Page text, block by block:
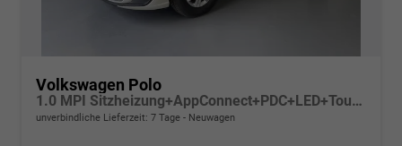
Volkswagen Polo
1.0 MPI Sitzheizung+AppConnect+PDC+LED+Touch+Lichtsensor+MultiLenkrad
unverbindliche Lieferzeit: 7 Tage Neuwagen